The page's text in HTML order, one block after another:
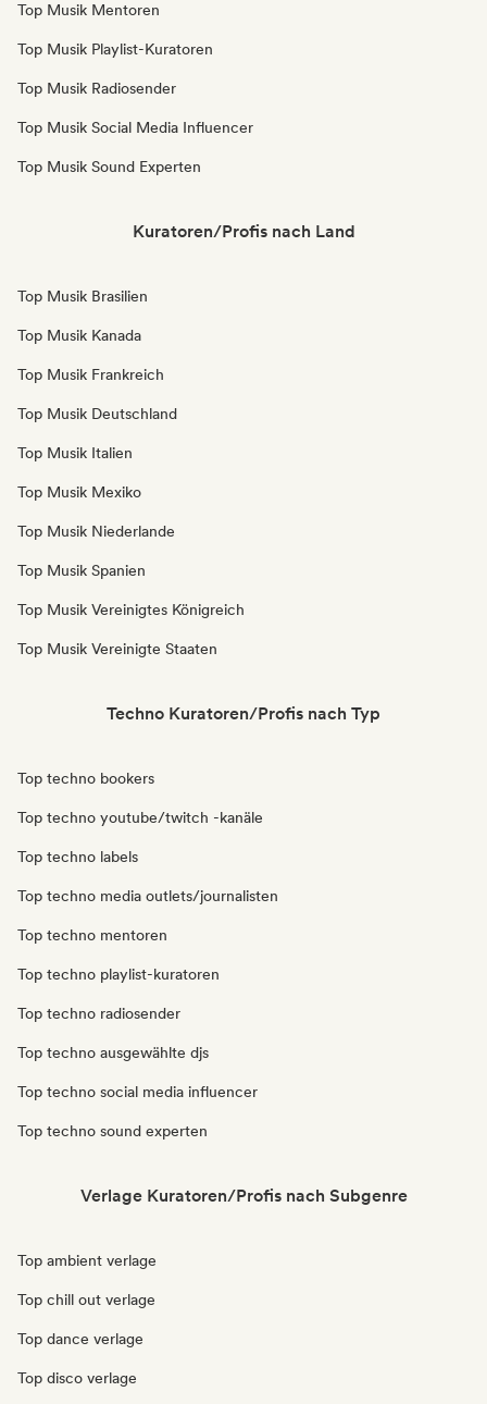
Top Musik Mentoren
Top Musik Playlist-Kuratoren
Top Musik Radiosender
Top Musik Social Media Influencer
Top Musik Sound Experten
Kuratoren/Profis nach Land
Top Musik Brasilien
Top Musik Kanada
Top Musik Frankreich
Top Musik Deutschland
Top Musik Italien
Top Musik Mexiko
Top Musik Niederlande
Top Musik Spanien
Top Musik Vereinigtes Königreich
Top Musik Vereinigte Staaten
Techno Kuratoren/Profis nach Typ
Top techno bookers
Top techno youtube/twitch -kanäle
Top techno labels
Top techno media outlets/journalisten
Top techno mentoren
Top techno playlist-kuratoren
Top techno radiosender
Top techno ausgewählte djs
Top techno social media influencer
Top techno sound experten
Verlage Kuratoren/Profis nach Subgenre
Top ambient verlage
Top chill out verlage
Top dance verlage
Top disco verlage